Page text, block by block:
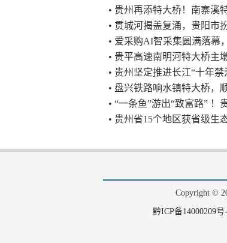
• 贵州再添特大桥！南寨溪
• 贯城河揭盖复涌，贵阳市
• 爱采购AI智采集圆满落幕
• 贵平高速南明河特大桥主
• 贵州坚定推进长江“十年
• 盘兴铁路响水镇特大桥，
• “一条鱼”游出“致富路” ！
• 贵州省15个地区获省级生
Copyright ©
黔ICP备14000209号